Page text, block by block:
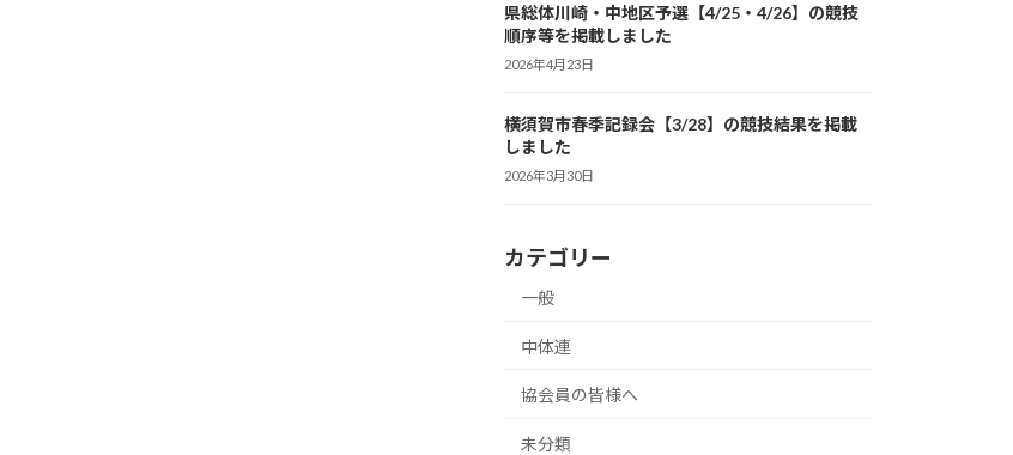
県総体川崎・中地区予選【4/25・4/26】の競技
順序等を掲載しました
2026年4月23日
横須賀市春季記録会【3/28】の競技結果を掲載
しました
2026年3月30日
カテゴリー
一般
中体連
協会員の皆様へ
未分類